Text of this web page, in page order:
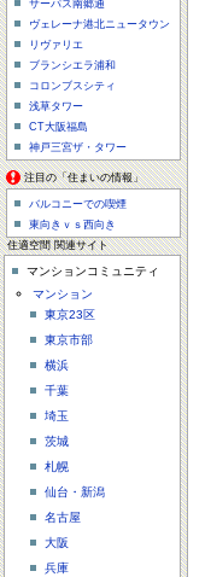
サーパス南郷通
ヴェレーナ港北ニュータウン
リヴァリエ
ブランシエラ浦和
コロンブスシティ
浅草タワー
CT大阪福島
神戸三宮ザ・タワー
注目の「住まいの情報」
バルコニーでの喫煙
東向きｖｓ西向き
住適空間 関連サイト
マンションコミュニティ
マンション
東京23区
東京市部
横浜
千葉
埼玉
茨城
札幌
仙台・新潟
名古屋
大阪
兵庫